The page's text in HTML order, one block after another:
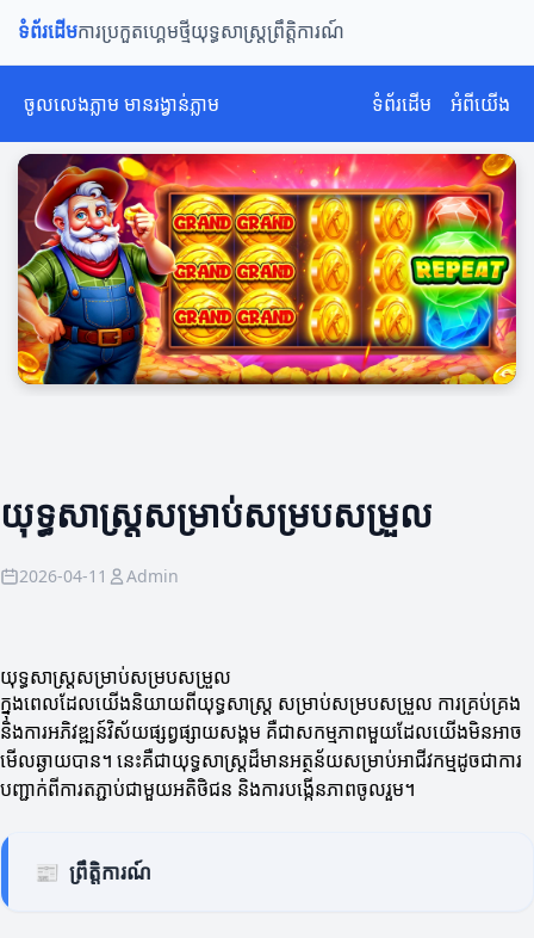
ទំព័រដើមការប្រកួតហ្គេមថ្មីយុទ្ធសាស្ត្រព្រឹត្តិការណ៍
ចូលលេងភ្លាម មានរង្វាន់ភ្លាម ទំព័រដើម អំពីយើង
យុទ្ធសាស្ត្រ​សម្រាប់​សម្របសម្រួល
2026-04-11 Admin
យុទ្ធសាស្ត្រ​សម្រាប់​សម្របសម្រួល
ក្នុងពេលដែលយើងនិយាយពីយុទ្ធសាស្ត្រ សម្រាប់សម្របសម្រួល ការគ្រប់គ្រង
និងការអភិវឌ្ឍន៍វិស័យផ្សព្វផ្សាយសង្គម គឺជាសកម្មភាពមួយដែលយើងមិនអាច
មើលឆ្ងាយបាន។ នេះគឺជាយុទ្ធសាស្ត្រដ៏មានអត្ថន័យសម្រាប់អាជីវកម្មដូចជាការ
បញ្ជាក់ពីការតភ្ជាប់ជាមួយអតិថិជន និងការបង្កើនភាពចូលរួម។
📰 ព្រឹត្តិការណ៍